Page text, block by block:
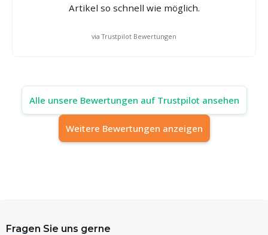
Artikel so schnell wie möglich.
via Trustpilot Bewertungen
Alle unsere Bewertungen auf Trustpilot ansehen
Weitere Bewertungen anzeigen
Fragen Sie uns gerne